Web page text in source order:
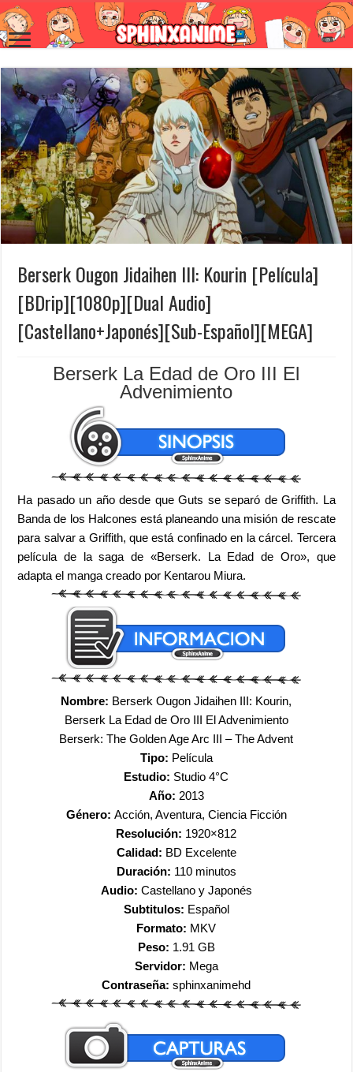
Berserk Ougon Jidaihen III: Kourin [Película]
[BDrip][1080p][Dual Audio]
[Castellano+Japonés][Sub-Español][MEGA]
Berserk La Edad de Oro III El
Advenimiento
Ha pasado un año desde que Guts se separó de Griffith. La
Banda de los Halcones está planeando una misión de rescate
para salvar a Griffith, que está confinado en la cárcel. Tercera
película de la saga de «Berserk. La Edad de Oro», que
adapta el manga creado por Kentarou Miura.
Nombre: Berserk Ougon Jidaihen III: Kourin,
Berserk La Edad de Oro III El Advenimiento
Berserk: The Golden Age Arc III – The Advent
Tipo: Película
Estudio: Studio 4°C
Año: 2013
Género: Acción, Aventura, Ciencia Ficción
Resolución: 1920×812
Calidad: BD Excelente
Duración: 110 minutos
Audio: Castellano y Japonés
Subtitulos: Español
Formato: MKV
Peso: 1.91 GB
Servidor: Mega
Contraseña: sphinxanimehd